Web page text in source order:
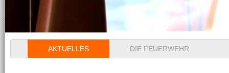
Navigation
AKTUELLES DIE FEUERWEHR